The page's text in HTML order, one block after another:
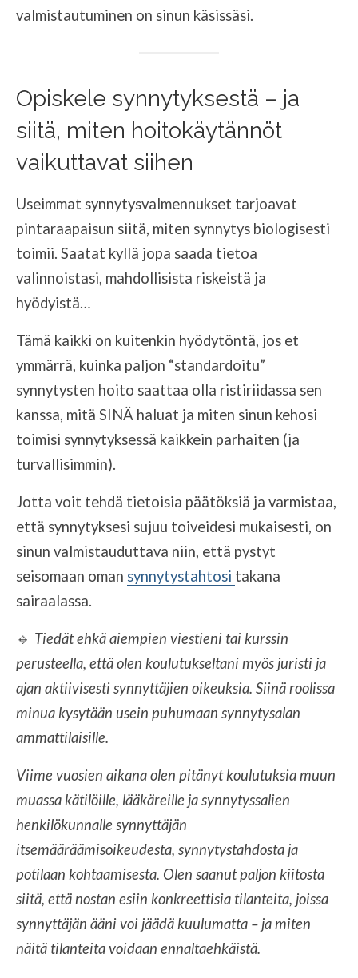
valmistautuminen on sinun käsissäsi.
Opiskele synnytyksestä – ja
siitä, miten hoitokäytännöt
vaikuttavat siihen
Useimmat synnytysvalmennukset tarjoavat
pintaraapaisun siitä, miten synnytys biologisesti
toimii. Saatat kyllä jopa saada tietoa
valinnoistasi, mahdollisista riskeistä ja
hyödyistä…
Tämä kaikki on kuitenkin hyödytöntä, jos et
ymmärrä, kuinka paljon “standardoitu”
synnytysten hoito saattaa olla ristiriidassa sen
kanssa, mitä SINÄ haluat ja miten sinun kehosi
toimisi synnytyksessä kaikkein parhaiten (ja
turvallisimmin).
Jotta voit tehdä tietoisia päätöksiä ja varmistaa,
että synnytyksesi sujuu toiveidesi mukaisesti, on
sinun valmistauduttava niin, että pystyt
seisomaan oman synnytystahtosi takana
sairaalassa.
🔹 Tiedät ehkä aiempien viestieni tai kurssin
perusteella, että olen koulutukseltani myös juristi ja
ajan aktiivisesti synnyttäjien oikeuksia. Siinä roolissa
minua kysytään usein puhumaan synnytysalan
ammattilaisille.
Viime vuosien aikana olen pitänyt koulutuksia muun
muassa kätilöille, lääkäreille ja synnytyssalien
henkilökunnalle synnyttäjän
itsemääräämisoikeudesta, synnytystahdosta ja
potilaan kohtaamisesta. Olen saanut paljon kiitosta
siitä, että nostan esiin konkreettisia tilanteita, joissa
synnyttäjän ääni voi jäädä kuulumatta – ja miten
näitä tilanteita voidaan ennaltaehkäistä.